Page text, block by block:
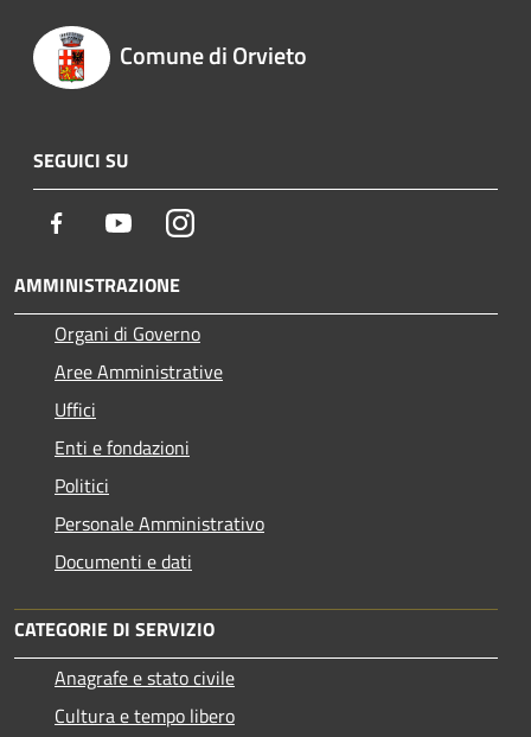
Comune di Orvieto
SEGUICI SU
Facebook YoutubeInstagram
AMMINISTRAZIONE
Organi di Governo
Aree Amministrative
Uffici
Enti e fondazioni
Politici
Personale Amministrativo
Documenti e dati
CATEGORIE DI SERVIZIO
Anagrafe e stato civile
Cultura e tempo libero